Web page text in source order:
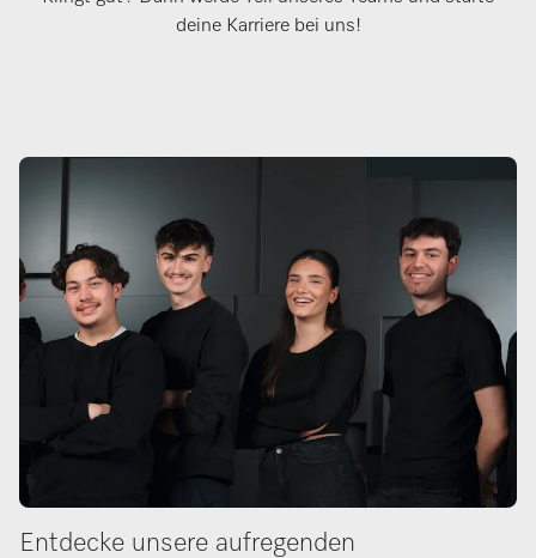
deine Karriere bei uns!
Entdecke unsere aufregenden